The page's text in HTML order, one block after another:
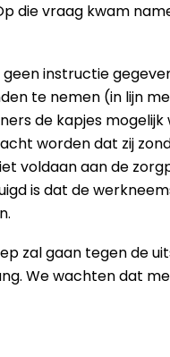
die vraag kwam
instructie
te nemen (in lijn
de kapjes
worden dat zij
voldaan aan de
is dat de
zal gaan tegen de
We wachten dat